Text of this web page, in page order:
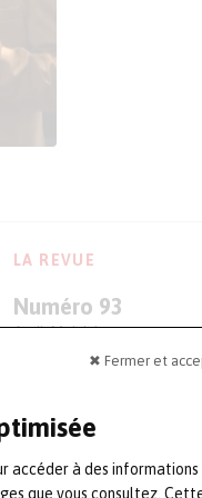
✖ Fermer et
accéder à des informations
que vous consultez.
LA REVUE
Numéro 93
Avril-Mai-Juin
Lire un extrait Voir